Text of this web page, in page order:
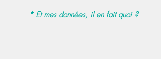
* Et mes données, il en fait quoi ?